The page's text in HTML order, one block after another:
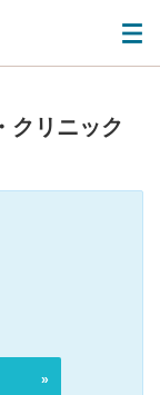
クリニック